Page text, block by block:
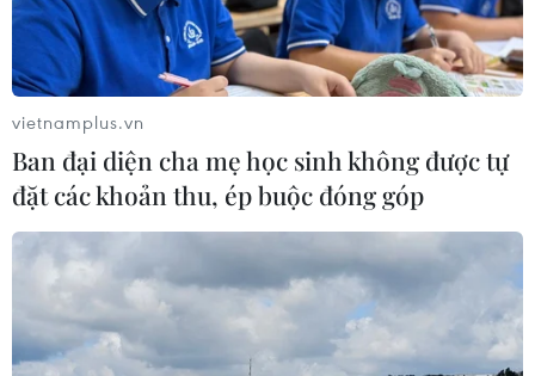
RSS
Hỗ trợ
Ngôn ngữ
TTXVN
Dịch vụ tin
Quảng cáo
Liên hệ
Giấy phép số: 1374/GP-BTTTT do Bộ Thông tin và Truyền thông
cấp ngày 11/9/2008.
Quảng cáo: Phó TBT Nguyễn Thị Tám: 093.5958688, Email:
tamvna@gmail.com
vietnamplus.vn
Ban đại diện cha mẹ học sinh không được tự
đặt các khoản thu, ép buộc đóng góp